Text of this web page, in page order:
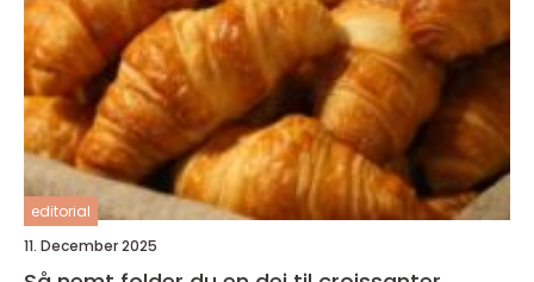
editorial
11. December 2025